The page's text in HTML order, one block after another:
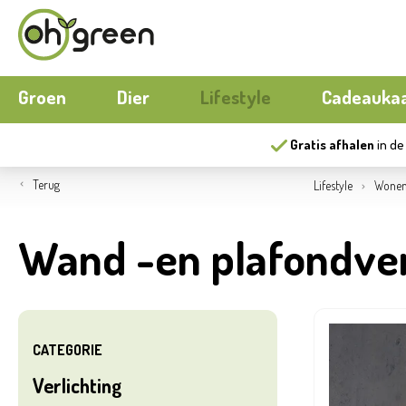
Groen Dier Lifestyle
Gereedschap
Matten
Nieuw
Ecocheques Herfst
Gratis afhalen in
Terug Lifestyle Wonen
Wand -en
CATEGORIE
Verlichting